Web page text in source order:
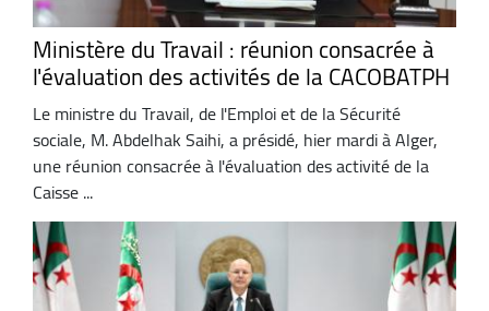
Ministère du Travail : réunion consacrée à
l'évaluation des activités de la CACOBATPH
Le ministre du Travail, de l'Emploi et de la Sécurité
sociale, M. Abdelhak Saihi, a présidé, hier mardi à Alger,
une réunion consacrée à l'évaluation des activité de la
Caisse ...